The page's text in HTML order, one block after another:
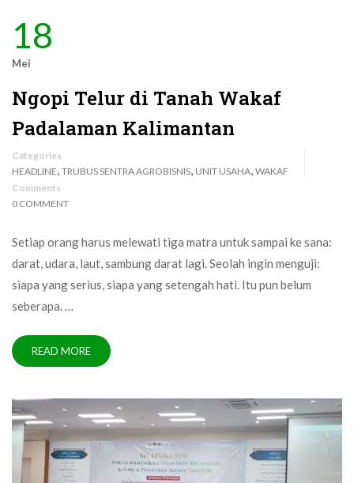
18
Mei
Ngopi Telur di Tanah Wakaf
Padalaman Kalimantan
Categories
HEADLINE, TRUBUS SENTRA AGROBISNIS, UNIT USAHA, WAKAF
Comments
0 COMMENT
Setiap orang harus melewati tiga matra untuk sampai ke sana:
darat, udara, laut, sambung darat lagi. Seolah ingin menguji:
siapa yang serius, siapa yang setengah hati. Itu pun belum
seberapa. …
READ MORE